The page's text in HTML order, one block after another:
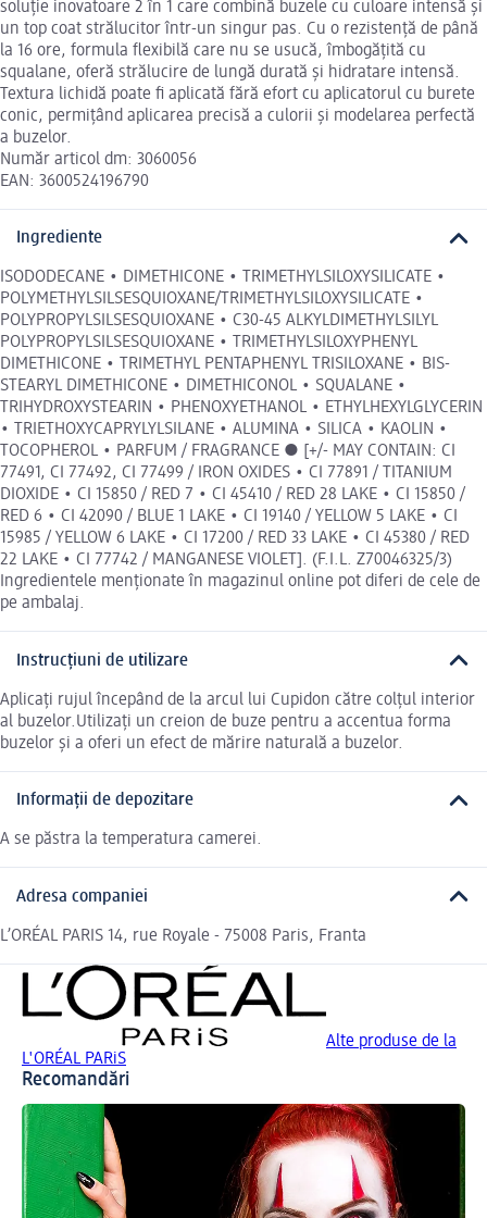
soluție inovatoare 2 în 1 care combină buzele cu culoare intensă și
un top coat strălucitor într-un singur pas. Cu o rezistență de până
la 16 ore, formula flexibilă care nu se usucă, îmbogățită cu
squalane, oferă strălucire de lungă durată și hidratare intensă.
Textura lichidă poate fi aplicată fără efort cu aplicatorul cu burete
conic, permițând aplicarea precisă a culorii și modelarea perfectă
a buzelor.
Număr articol dm: 3060056
EAN: 3600524196790
Ingrediente
ISODODECANE • DIMETHICONE • TRIMETHYLSILOXYSILICATE •
POLYMETHYLSILSESQUIOXANE/TRIMETHYLSILOXYSILICATE •
POLYPROPYLSILSESQUIOXANE • C30-45 ALKYLDIMETHYLSILYL
POLYPROPYLSILSESQUIOXANE • TRIMETHYLSILOXYPHENYL
DIMETHICONE • TRIMETHYL PENTAPHENYL TRISILOXANE • BIS-
STEARYL DIMETHICONE • DIMETHICONOL • SQUALANE •
TRIHYDROXYSTEARIN • PHENOXYETHANOL • ETHYLHEXYLGLYCERIN
• TRIETHOXYCAPRYLYLSILANE • ALUMINA • SILICA • KAOLIN •
TOCOPHEROL • PARFUM / FRAGRANCE ● [+/- MAY CONTAIN: CI
77491, CI 77492, CI 77499 / IRON OXIDES • CI 77891 / TITANIUM
DIOXIDE • CI 15850 / RED 7 • CI 45410 / RED 28 LAKE • CI 15850 /
RED 6 • CI 42090 / BLUE 1 LAKE • CI 19140 / YELLOW 5 LAKE • CI
15985 / YELLOW 6 LAKE • CI 17200 / RED 33 LAKE • CI 45380 / RED
22 LAKE • CI 77742 / MANGANESE VIOLET]. (F.I.L. Z70046325/3)
Ingredientele menționate în magazinul online pot diferi de cele de
pe ambalaj.
Instrucțiuni de utilizare
Aplicați rujul începând de la arcul lui Cupidon către colțul interior
al buzelor.Utilizați un creion de buze pentru a accentua forma
buzelor și a oferi un efect de mărire naturală a buzelor.
Informații de depozitare
A se păstra la temperatura camerei.
Adresa companiei
L’ORÉAL PARIS 14, rue Royale - 75008 Paris, Franta
Alte produse de la
L'ORÉAL PARiS
Recomandări